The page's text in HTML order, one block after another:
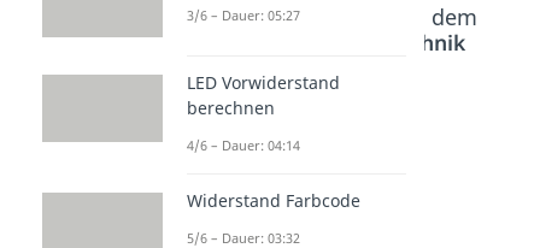
Beliebte Inhalte aus dem
Elektrotechnik
Stern-
Transfo
rmation
Schaltpl
Dauer: 05:09g
3/6 – Dauer: 05:27
LED Vorwiderstand
berechnen
4/6 – Dauer: 04:14
Widerstand Farbcode
5/6 – Dauer: 03:32